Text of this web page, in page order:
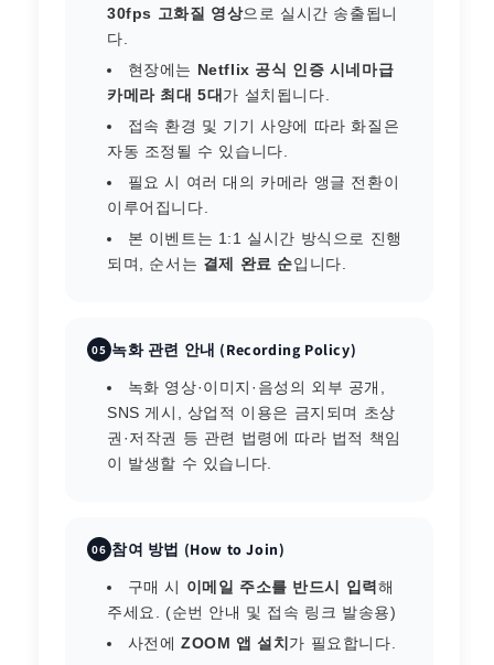
30fps 고화질 영상으로 실시간 송출됩니
다.
현장에는 Netflix 공식 인증 시네마급
카메라 최대 5대 가 설치됩니다.
접속 환경 및 기기 사양에 따라 화질은
자동 조정될 수 있습니다.
필요 시 여러 대의 카메라 앵글 전환이
이루어집니다.
본 이벤트는 1:1 실시간 방식으로 진행
되며, 순서는 결제 완료 순입니다.
05 녹화 관련 안내 (Recording Policy)
녹화 영상·이미지·음성의 외부 공개,
SNS 게시, 상업적 이용은 금지되며 초상
권·저작권 등 관련 법령에 따라 법적 책임
이 발생할 수 있습니다.
06 참여 방법 (How to Join)
구매 시 이메일 주소를 반드시 입력 해
주세요. (순번 안내 및 접속 링크 발송용)
사전에 ZOOM 앱 설치 가 필요합니다.